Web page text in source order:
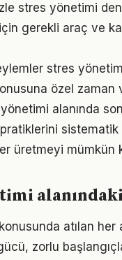
stres yönetimi
gerekli araç ve
stres
özel zaman
yönetimi alanında
üretmeyi mümkün
atılan her
zorlu